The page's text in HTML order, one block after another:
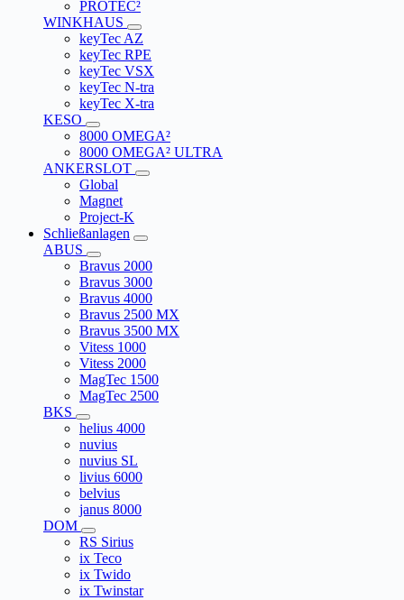
PROTEC²
WINKHAUS
keyTec AZ
keyTec RPE
keyTec VSX
keyTec N-tra
keyTec X-tra
KESO
8000 OMEGA²
8000 OMEGA² ULTRA
ANKERSLOT
Global
Magnet
Project-K
Schließanlagen
ABUS
Bravus 2000
Bravus 3000
Bravus 4000
Bravus 2500 MX
Bravus 3500 MX
Vitess 1000
Vitess 2000
MagTec 1500
MagTec 2500
BKS
helius 4000
nuvius
nuvius SL
livius 6000
belvius
janus 8000
DOM
RS Sirius
ix Teco
ix Twido
ix Twinstar